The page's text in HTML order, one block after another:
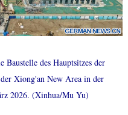
des Hauptsitzes der
Xiong'an New Area in der
2026. (Xinhua/Mu Yu)